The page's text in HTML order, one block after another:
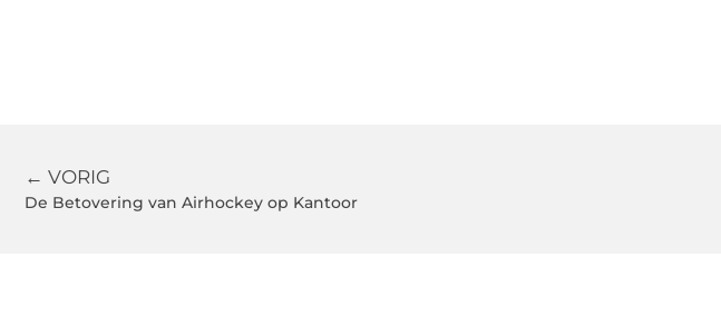
← VORIG
De Betovering van Airhockey op Kantoor